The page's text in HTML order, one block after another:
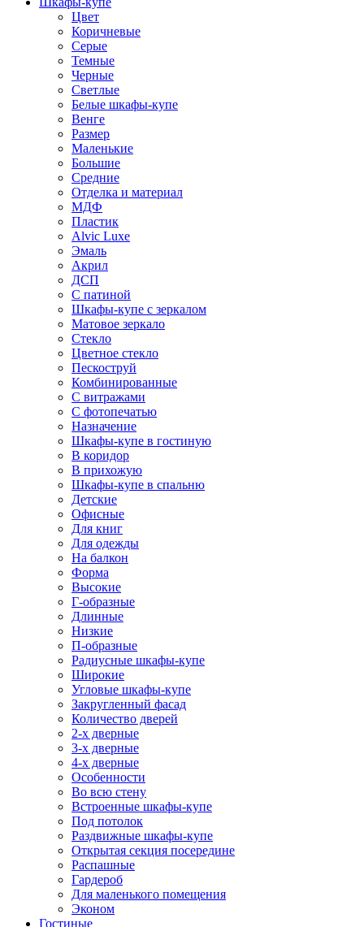
Цвет
Коричневые
Серые
Темные
Черные
Светлые
Белые шкафы-купе
Венге
Размер
Маленькие
Большие
Средние
Отделка и материал
МДФ
Пластик
Alvic Luxe
Эмаль
Акрил
ДСП
С патиной
Шкафы-купе с зеркалом
Матовое зеркало
Стекло
Цветное стекло
Пескоструй
Комбинированные
С витражами
С фотопечатью
Назначение
Шкафы-купе в гостиную
В коридор
В прихожую
Шкафы-купе в спальню
Детские
Офисные
Для книг
Для одежды
На балкон
Форма
Высокие
Г-образные
Длинные
Низкие
П-образные
Радиусные шкафы-купе
Широкие
Угловые шкафы-купе
Закругленный фасад
Количество дверей
2-х дверные
3-х дверные
4-х дверные
Особенности
Во всю стену
Встроенные шкафы-купе
Под потолок
Раздвижные шкафы-купе
Открытая секция посередине
Распашные
Гардероб
Для маленького помещения
Эконом
Гостиные